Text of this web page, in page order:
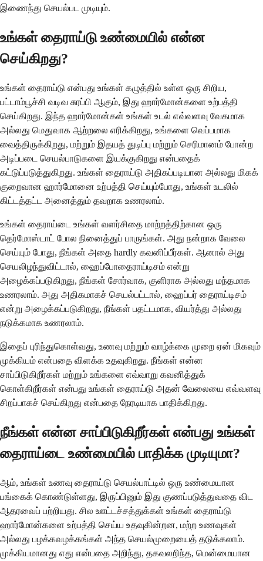
இணைந்து செயல்பட முடியும்.
உங்கள் தைராய்டு உண்மையில் என்ன
செய்கிறது?
உங்கள் தைராய்டு என்பது உங்கள் கழுத்தில் உள்ள ஒரு சிறிய,
பட்டாம்பூச்சி வடிவ சுரப்பி ஆகும், இது ஹார்மோன்களை உற்பத்தி
செய்கிறது. இந்த ஹார்மோன்கள் உங்கள் உடல் எவ்வளவு வேகமாக
அல்லது மெதுவாக ஆற்றலை எரிக்கிறது, உங்களை வெப்பமாக
வைத்திருக்கிறது, மற்றும் இதயத் துடிப்பு மற்றும் செரிமானம் போன்ற
அடிப்படை செயல்பாடுகளை இயக்குகிறது என்பதைக்
கட்டுப்படுத்துகிறது. உங்கள் தைராய்டு அதிகப்படியான அல்லது மிகக்
குறைவான ஹார்மோனை உற்பத்தி செய்யும்போது, உங்கள் உடலில்
கிட்டத்தட்ட அனைத்தும் தவறாக உணரலாம்.
உங்கள் தைராய்டை உங்கள் வளர்சிதை மாற்றத்திற்கான ஒரு
தெர்மோஸ்டாட் போல நினைத்துப் பாருங்கள். அது நன்றாக வேலை
செய்யும் போது, நீங்கள் அதை hardly கவனிப்பீர்கள். ஆனால் அது
செயலிழந்துவிட்டால், ஹைப்போதைராய்டிசம் என்று
அழைக்கப்படுகிறது, நீங்கள் சோர்வாக, குளிராக அல்லது மந்தமாக
உணரலாம். அது அதிகமாகச் செயல்பட்டால், ஹைப்பர் தைராய்டிசம்
என்று அழைக்கப்படுகிறது, நீங்கள் பதட்டமாக, வியர்த்து அல்லது
நடுக்கமாக உணரலாம்.
இதைப் புரிந்துகொள்வது, உணவு மற்றும் வாழ்க்கை முறை ஏன் மிகவும்
முக்கியம் என்பதை விளக்க உதவுகிறது. நீங்கள் என்ன
சாப்பிடுகிறீர்கள் மற்றும் உங்களை எவ்வாறு கவனித்துக்
கொள்கிறீர்கள் என்பது உங்கள் தைராய்டு அதன் வேலையை எவ்வளவு
சிறப்பாகச் செய்கிறது என்பதை நேரடியாக பாதிக்கிறது.
நீங்கள் என்ன சாப்பிடுகிறீர்கள் என்பது உங்கள்
தைராய்டை உண்மையில் பாதிக்க முடியுமா?
ஆம், உங்கள் உணவு தைராய்டு செயல்பாட்டில் ஒரு உண்மையான
பங்கைக் கொண்டுள்ளது, இருப்பினும் இது குணப்படுத்துவதை விட
ஆதரவைப் பற்றியது. சில ஊட்டச்சத்துக்கள் உங்கள் தைராய்டு
ஹார்மோன்களை உற்பத்தி செய்ய உதவுகின்றன, மற்ற உணவுகள்
அல்லது பழக்கவழக்கங்கள் அந்த செயல்முறையைத் தடுக்கலாம்.
முக்கியமானது எது என்பதை அறிந்து, தகவலறிந்த, மென்மையான